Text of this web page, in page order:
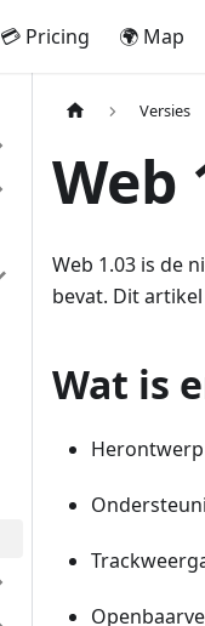
💳 Pricing 🌍 Map
Versies
Web
Web 1.03 is de
bevat. Dit
Wat is